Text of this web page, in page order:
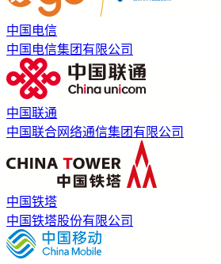
中国电信
中国电信集团有限公司
中国联通
中国联合网络通信集团有限公司
中国铁塔
中国铁塔股份有限公司